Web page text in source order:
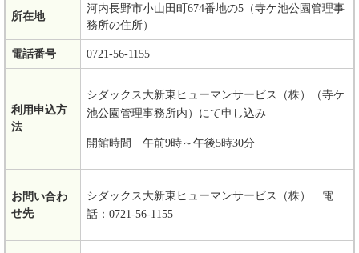
所在地
河内長野市小山田町674番地の5（寺ケ池公園管理事
務所の住所）
電話番号 0721-56-1155
利用申込方
法
シダックス大新東ヒューマンサービス（株）（寺ケ
池公園管理事務所内）にて申し込み
開館時間 午前9時～午後5時30分
お問い合わ
せ先
シダックス大新東ヒューマンサービス（株） 電
話：0721-56-1155